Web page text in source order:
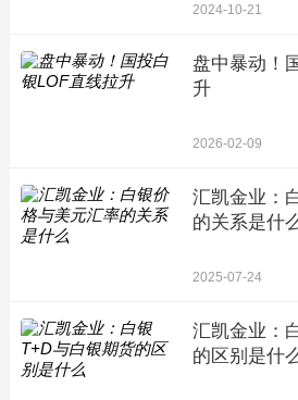
2024-10-21
盘中暴动！
升
2026-02-09
汇凯金业：
的关系是什
2025-07-24
汇凯金业：
的区别是什